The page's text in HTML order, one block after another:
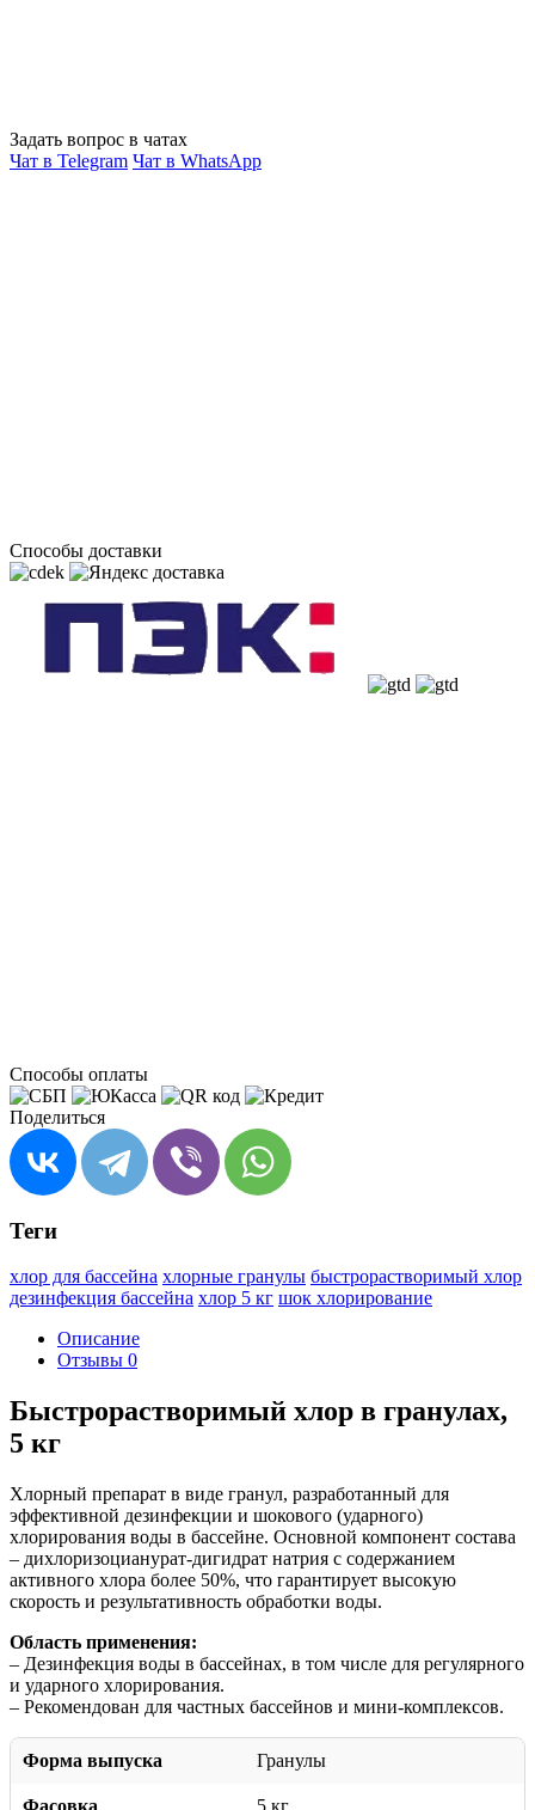
Задать вопрос в чатах
Чат в Telegram Чат в WhatsApp
Способы доставки
Способы оплаты
Поделиться
Теги
хлор для бассейна хлорные гранулы быстрорастворимый хлор
дезинфекция бассейна хлор 5 кг шок хлорирование
Описание
Отзывы 0
Быстрорастворимый хлор в гранулах,
5 кг
Хлорный препарат в виде гранул, разработанный для
эффективной дезинфекции и шокового (ударного)
хлорирования воды в бассейне. Основной компонент состава
– дихлоризоцианурат-дигидрат натрия с содержанием
активного хлора более 50%, что гарантирует высокую
скорость и результативность обработки воды.
Область применения:
– Дезинфекция воды в бассейнах, в том числе для регулярного
и ударного хлорирования.
– Рекомендован для частных бассейнов и мини-комплексов.
Форма выпуска Гранулы